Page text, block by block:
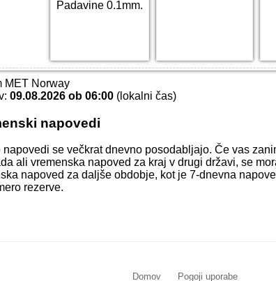
Padavine 0.1mm.
MET Norway
09.08.2026 ob 06:00 (lokalni čas)
napovedi
napovedi se večkrat dnevno posodabljajo. Če vas
ali vremenska napoved za kraj v drugi državi, se
napoved za daljše obdobje, kot je 7-dnevna
rezerve.
Domov Pogoji uporabe